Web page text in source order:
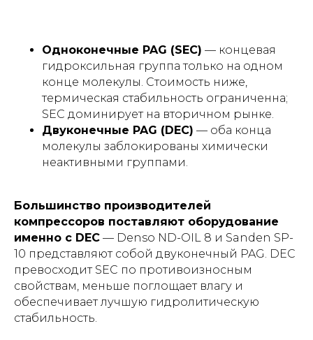
Одноконечные PAG (SEC) — концевая
гидроксильная группа только на одном
конце молекулы. Стоимость ниже,
термическая стабильность ограниченна;
SEC доминирует на вторичном рынке.
Двуконечные PAG (DEC) — оба конца
молекулы заблокированы химически
неактивными группами.
Большинство производителей
компрессоров поставляют оборудование
именно с DEC — Denso ND-OIL 8 и Sanden SP-
10 представляют собой двуконечный PAG. DEC
превосходит SEC по противоизносным
свойствам, меньше поглощает влагу и
обеспечивает лучшую гидролитическую
стабильность.